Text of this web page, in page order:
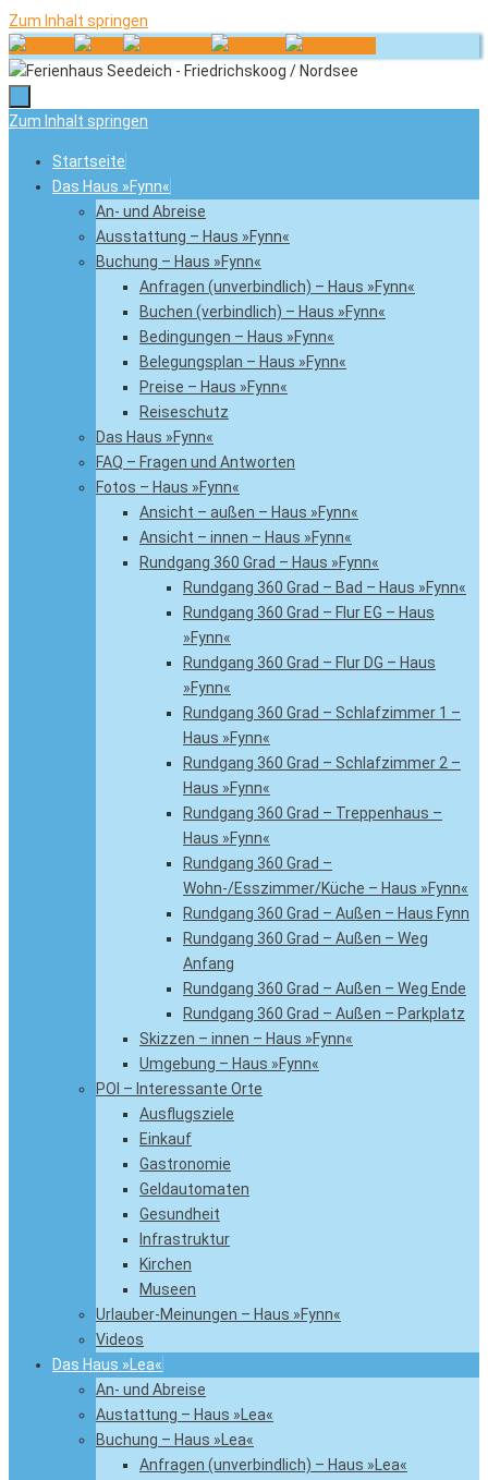
Zum Inhalt springen
Zum Inhalt springen
Startseite
Das Haus »Fynn«
An- und Abreise
Ausstattung – Haus »Fynn«
Buchung – Haus »Fynn«
Anfragen (unverbindlich) – Haus »Fynn«
Buchen (verbindlich) – Haus »Fynn«
Bedingungen – Haus »Fynn«
Belegungsplan – Haus »Fynn«
Preise – Haus »Fynn«
Reiseschutz
Das Haus »Fynn«
FAQ – Fragen und Antworten
Fotos – Haus »Fynn«
Ansicht – außen – Haus »Fynn«
Ansicht – innen – Haus »Fynn«
Rundgang 360 Grad – Haus »Fynn«
Rundgang 360 Grad – Bad – Haus »Fynn«
Rundgang 360 Grad – Flur EG – Haus
»Fynn«
Rundgang 360 Grad – Flur DG – Haus
»Fynn«
Rundgang 360 Grad – Schlafzimmer 1 –
Haus »Fynn«
Rundgang 360 Grad – Schlafzimmer 2 –
Haus »Fynn«
Rundgang 360 Grad – Treppenhaus –
Haus »Fynn«
Rundgang 360 Grad –
Wohn-/Esszimmer/Küche – Haus »Fynn«
Rundgang 360 Grad – Außen – Haus Fynn
Rundgang 360 Grad – Außen – Weg
Anfang
Rundgang 360 Grad – Außen – Weg Ende
Rundgang 360 Grad – Außen – Parkplatz
Skizzen – innen – Haus »Fynn«
Umgebung – Haus »Fynn«
POI – Interessante Orte
Ausflugsziele
Einkauf
Gastronomie
Geldautomaten
Gesundheit
Infrastruktur
Kirchen
Museen
Urlauber-Meinungen – Haus »Fynn«
Videos
Das Haus »Lea«
An- und Abreise
Austattung – Haus »Lea«
Buchung – Haus »Lea«
Anfragen (unverbindlich) – Haus »Lea«